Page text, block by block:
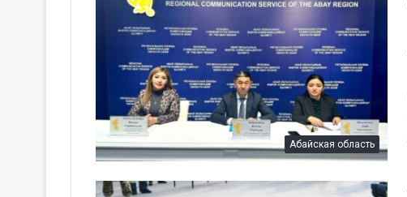
Абайская область